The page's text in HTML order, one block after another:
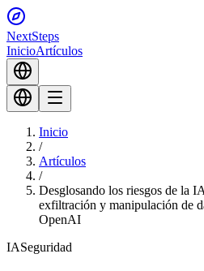
NextSteps
InicioArtículos
Inicio
/
Artículos
/
Desglosando los riesgos de la
exfiltración y manipulación de
OpenAI
IASeguridad